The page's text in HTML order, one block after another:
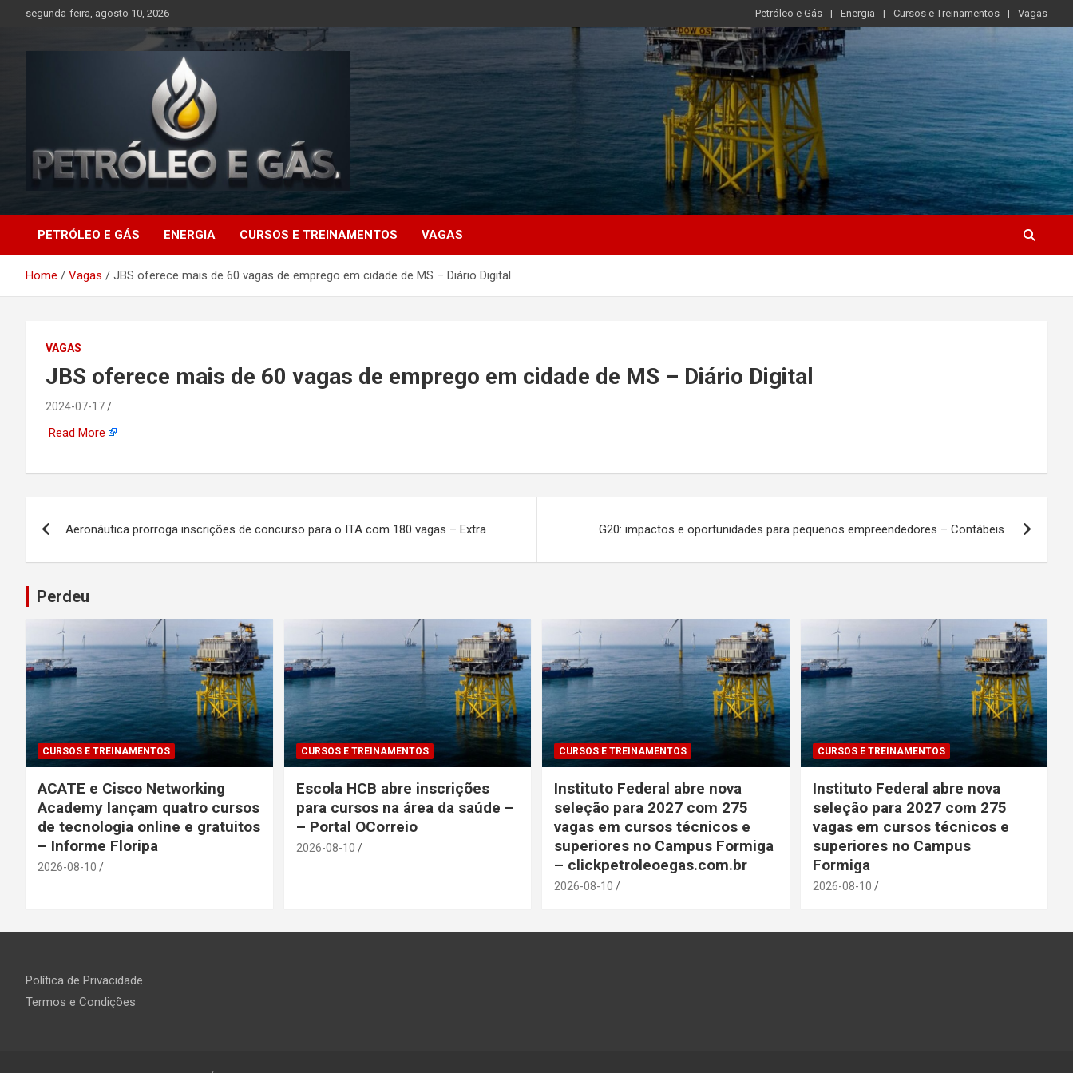
segunda-feira, agosto 10, 2026 Petróleo e Gás Energia Cursos e Treinamentos Vagas
Petróleo e Gás |
Últimas notícias
relacionadas a
petróleo, gás, vagas de
emprego, energia, setor
offshore, economia,
indústria naval, etc
PETRÓLEO E GÁS ENERGIA CURSOS E TREINAMENTOS VAGAS
Home Vagas JBS oferece mais de 60 vagas de emprego em cidade de MS – Diário Digital
VAGAS
JBS oferece mais de 60 vagas de emprego em cidade de MS – Diário Digital
2024-07-17
Read More
de
Post
Aeronáutica prorroga inscrições de concurso para o ITA com 180 vagas – Extra G20: impactos e oportunidades para pequenos empreendedores – Contábeis
Perdeu
CURSOS E TREINAMENTOS
ACATE e Cisco Networking
Academy lançam quatro cursos
de tecnologia online e gratuitos
– Informe Floripa
2026-08-10
CURSOS E TREINAMENTOS
Escola HCB abre inscrições
para cursos na área da saúde –
– Portal OCorreio
2026-08-10
CURSOS E TREINAMENTOS
Instituto Federal abre nova
seleção para 2027 com 275
vagas em cursos técnicos e
superiores no Campus Formiga
– clickpetroleoegas.com.br
2026-08-10
CURSOS E TREINAMENTOS
Instituto Federal abre nova
seleção para 2027 com 275
vagas em cursos técnicos e
superiores no Campus
Formiga
2026-08-10
Política de Privacidade
Termos e Condições